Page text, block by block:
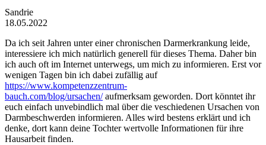
Sandrie
18.05.2022
Da ich seit Jahren unter einer chronischen Darmerkrankung leide,
interessiere ich mich natürlich generell für dieses Thema. Daher bin
ich auch oft im Internet unterwegs, um mich zu informieren. Erst vor
wenigen Tagen bin ich dabei zufällig auf
https://www.kompetenzzentrum-
bauch.com/blog/ursachen/aufmerksam geworden. Dort könntet ihr
euch einfach unvebindlich mal über die veschiedenen Ursachen von
Darmbeschwerden informieren. Alles wird bestens erklärt und ich
denke, dort kann deine Tochter wertvolle Informationen für ihre
Hausarbeit finden.